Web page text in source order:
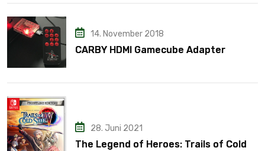
14. November 2018
CARBY HDMI Gamecube Adapter
28. Juni 2021
The Legend of Heroes: Trails of Cold